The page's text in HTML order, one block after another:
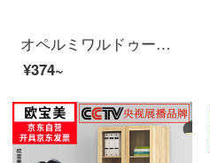
オペルミワルドゥーブルロックチェーストロック鉄の皮の戸棚に鍵をかけます。
¥374~